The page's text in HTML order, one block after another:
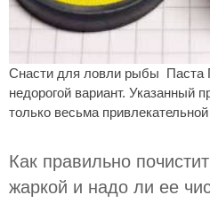
Снасти для ловли рыбы Паста
недорогой вариант. Указанный
только весьма
Как правильно
жаркой и надо ли ее